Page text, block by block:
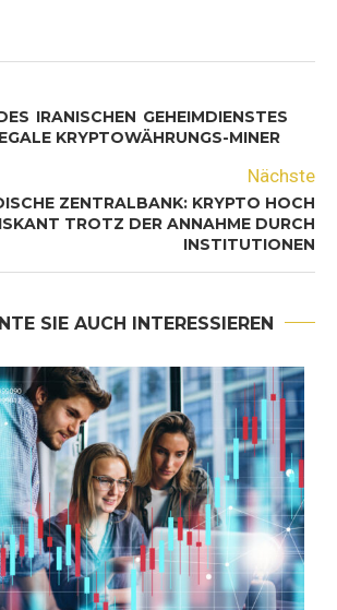
IRANISCHEN GEHEIMDIENSTES
KRYPTOWÄHRUNGS-MINER
Nächste
ZENTRALBANK: KRYPTO HOCH
TROTZ DER ANNAHME DURCH
INSTITUTIONEN
SIE AUCH INTERESSIEREN